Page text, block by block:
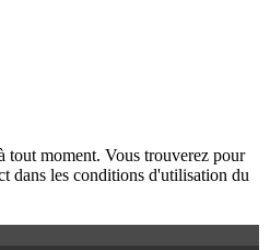
tout moment. Vous trouverez pour
dans les conditions d'utilisation du